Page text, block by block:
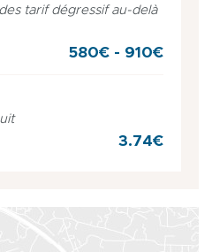
tarif dégressif au-delà
580€ - 910€
3.74€